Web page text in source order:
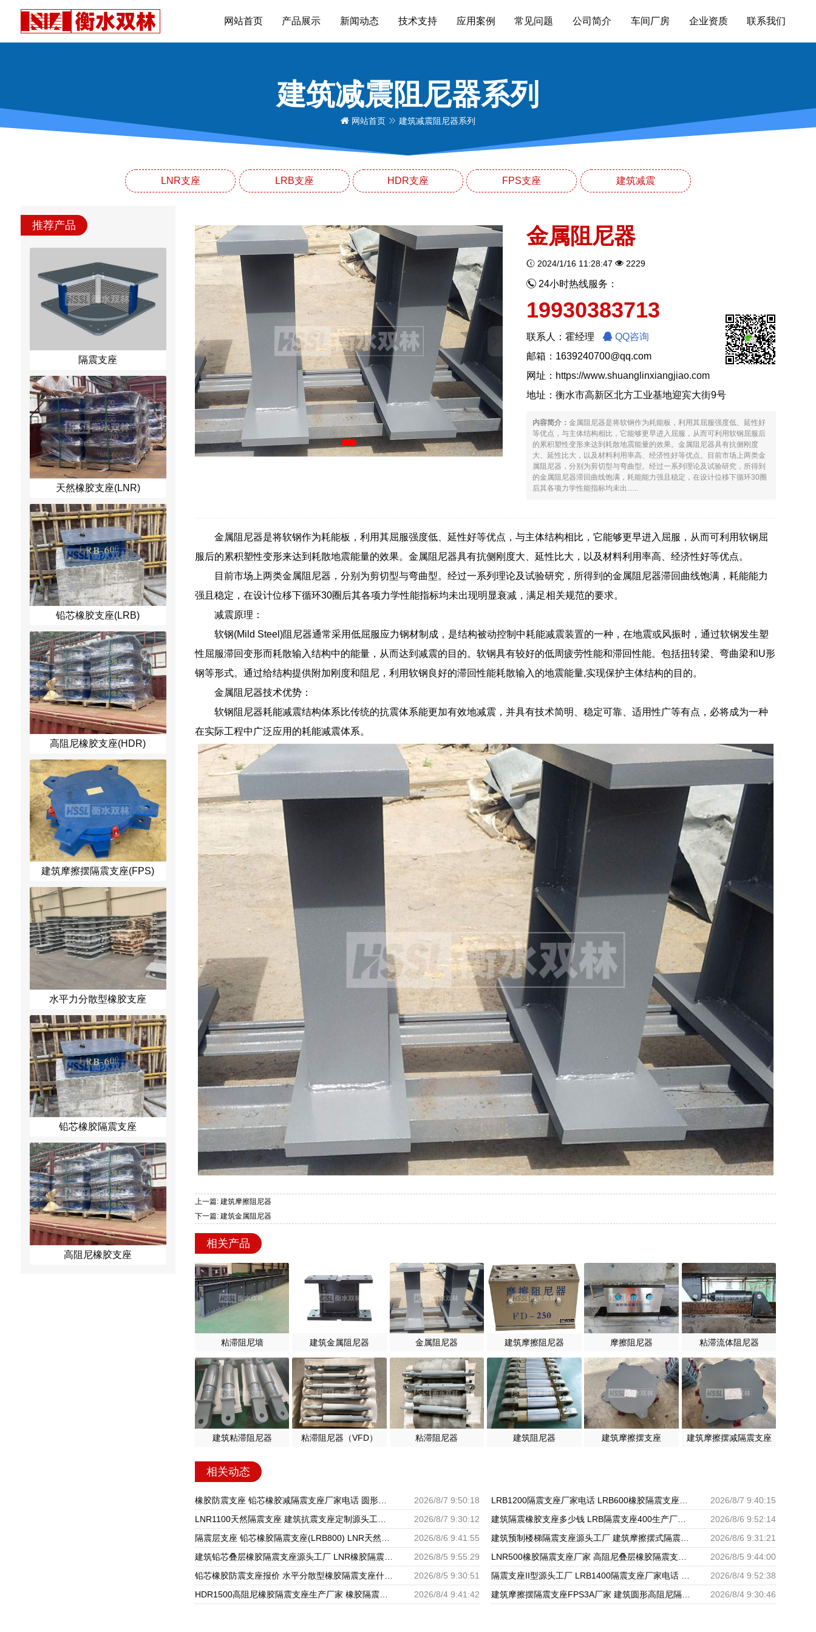
网站首页 产品展示 新闻动态 技术支持 应用案例 常见问题 公司简介 车间厂房 企业资质 联系我们
建筑减震阻尼器系列
网站首页 建筑减震阻尼器系列
LNR支座 LRB支座 HDR支座 FPS支座 建筑减震
推荐产品
隔震支座
天然橡胶支座(LNR)
铅芯橡胶支座(LRB)
高阻尼橡胶支座(HDR)
建筑摩擦摆隔震支座(FPS)
水平力分散型橡胶支座
铅芯橡胶隔震支座
高阻尼橡胶支座
金属阻尼器
2024/1/16 11:28:47 2229
24小时热线服务：
19930383713
联系人：霍经理
QQ咨询
邮箱：1639240700@qq.com
网址： https://www.shuanglinxiangjiao.com
地址：衡水市高新区北方工业基地迎宾大街9号
内容简介： 金属阻尼器是将软钢作为耗能板，利用其屈服强度低、延性好
等优点，与主体结构相比，它能够更早进入屈服，从而可利用软钢屈服后
的累积塑性变形来达到耗散地震能量的效果。金属阻尼器具有抗侧刚度
大、延性比大，以及材料利用率高、经济性好等优点。目前市场上两类金
属阻尼器，分别为剪切型与弯曲型。经过一系列理论及试验研究，所得到
的金属阻尼器滞回曲线饱满，耗能能力强且稳定，在设计位移下循环30圈
后其各项力学性能指标均未出......
金属阻尼器是将软钢作为耗能板，利用其屈服强度低、延性好等优点，与主体结构相比，它能够更早进入屈服，从而可利用软钢屈
服后的累积塑性变形来达到耗散地震能量的效果。金属阻尼器具有抗侧刚度大、延性比大，以及材料利用率高、经济性好等优点。
目前市场上两类金属阻尼器，分别为剪切型与弯曲型。经过一系列理论及试验研究，所得到的金属阻尼器滞回曲线饱满，耗能能力
强且稳定，在设计位移下循环30圈后其各项力学性能指标均未出现明显衰减，满足相关规范的要求。
减震原理：
软钢(Mild Steel)阻尼器通常采用低屈服应力钢材制成，是结构被动控制中耗能减震装置的一种，在地震或风振时，通过软钢发生塑
性屈服滞回变形而耗散输入结构中的能量，从而达到减震的目的。软钢具有较好的低周疲劳性能和滞回性能。包括扭转梁、弯曲梁和U形
钢等形式。通过给结构提供附加刚度和阻尼，利用软钢良好的滞回性能耗散输入的地震能量,实现保护主体结构的目的。
金属阻尼器技术优势：
软钢阻尼器耗能减震结构体系比传统的抗震体系能更加有效地减震，并具有技术简明、稳定可靠、适用性广等有点，必将成为一种
在实际工程中广泛应用的耗能减震体系。
上一篇: 建筑摩擦阻尼器
下一篇: 建筑金属阻尼器
相关产品
粘滞阻尼墙 建筑金属阻尼器 金属阻尼器 建筑摩擦阻尼器 摩擦阻尼器 粘滞流体阻尼器
建筑粘滞阻尼器 粘滞阻尼器（VFD） 粘滞阻尼器 建筑阻尼器 建筑摩擦摆支座 建筑摩擦摆减隔震支座
相关动态
橡胶防震支座 铅芯橡胶减隔震支座厂家电话 圆形铅芯隔震支座多少钱 2026/8/7 9:50:18
2026/8/7 9:40:15
2026/8/7 9:30:12
2026/8/6 9:52:14
2026/8/6 9:41:55
2026/8/6 9:31:21
建筑铅芯叠层橡胶隔震支座源头工厂 LNR橡胶隔震支座D800生产厂家 LRB铅芯支座企业
2026/8/5 9:55:29
2026/8/5 9:44:00
铅芯橡胶防震支座报价 水平分散型橡胶隔震支座什么价格 建筑隔震支座LNRY源头工厂
2026/8/5 9:30:51
2026/8/4 9:52:38
HDR1500高阻尼橡胶隔震支座生产厂家 橡胶隔震减震支座源头工厂 建筑橡胶隔震支座减震生产厂家
2026/8/4 9:41:42 2026/8/4 9:30:46